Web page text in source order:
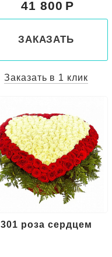
41 800
ЗАКАЗАТЬ
Заказать в 1 клик
301 роза сердцем